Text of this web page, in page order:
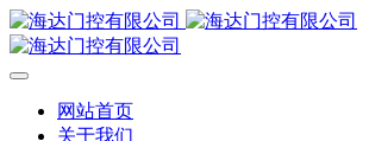
网站首页
关于我们